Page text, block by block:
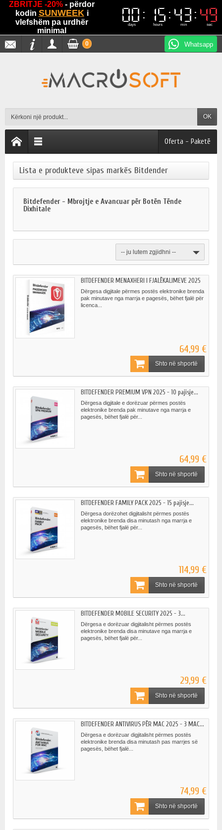
ZBRITJE -20% - përdor
kodin SUNWEEK i
vlefshëm pa urdhër
minimal
00
00
days
15
15
hours
43
43
min
49
48
48
49
sec
Whatsapp
OK
0
Oferta - Paketë
Lista e produkteve sipas markës Bitdender
Bitdefender - Mbrojtje e Avancuar për Botën Tënde
Dixhitale
-- ju lutem zgjidhni --
BITDEFENDER MENAXHERI I FJALËKALIMEVE 2025
Dërgesa digjitale përmes postës elektronike brenda
pak minutave nga marrja e pagesës, bëhet fjalë për
licenca...
64,99 €
Shto në shportë
BITDEFENDER PREMIUM VPN 2025 - 10 pajisje...
Dërgesa digjitale e dorëzuar përmes postës
elektronike brenda pak minutave nga marrja e
pagesës, bëhet fjalë për...
64,99 €
Shto në shportë
BITDEFENDER FAMILY PACK 2025 - 15 pajisje...
Dërgesa dorëzohet digjitalisht përmes postës
elektronike brenda disa minutash nga marrja e
pagesës, bëhet fjalë për...
114,99 €
Shto në shportë
BITDEFENDER MOBILE SECURITY 2025 - 3...
Dërgesa e dorëzuar digjitalisht përmes postës
elektronike brenda disa minutave nga marrja e
pagesës, bëhet fjalë për...
29,99 €
Shto në shportë
BITDEFENDER ANTIVIRUS PËR MAC 2025 - 3 MAC...
Dërgesa e dorëzuar digjitalisht përmes postës
elektronike brenda disa minutash pas marrjes së
pagesës, bëhet fjalë...
74,99 €
Shto në shportë